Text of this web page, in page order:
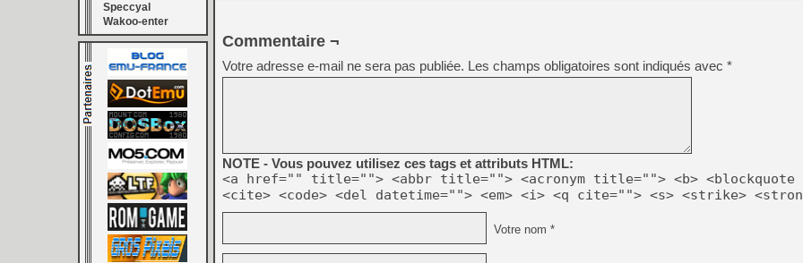
[GK] Déjà des
[Mo5] Brickboy cherche à
[GK] Minecraft et ses «
[GK] Beast of
[GK] Mémoire cash -
[GK] Dan Houser (GTA)
[GK] Comment EA Sports
[GK] Crimson Moon : un
[GK] Isle of Reveries : le
[GK] Moonlighter 2 : The
[GK] Capcom relance
[Mo5] Deux inédits du
Speccyal
Wakoo-enter
Commentaire ¬
Votre adresse e-mail ne sera pas publiée. Les champs obligatoires sont indiqués avec *
NOTE - Vous pouvez utilisez ces tags et attributs HTML:
<a href="" title=""> <abbr title=""> <acronym title=""> <b> <blockquote
<cite> <code> <del datetime=""> <em> <i> <q cite=""> <s> <strike>
Votre nom *